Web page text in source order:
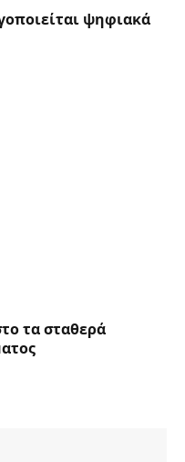
ψηφιακά
τα σταθερά